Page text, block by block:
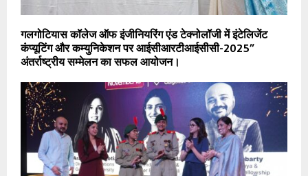
गलगोटियास कॉलेज ऑफ इंजीनियरिंग एंड टेक्नोलॉजी में इंटेलिजेंट
कंप्यूटिंग और कम्युनिकेशन पर आईसीआरटीआईसीसी-2025”
अंतर्राष्ट्रीय सम्मेलन का सफल आयोजन।